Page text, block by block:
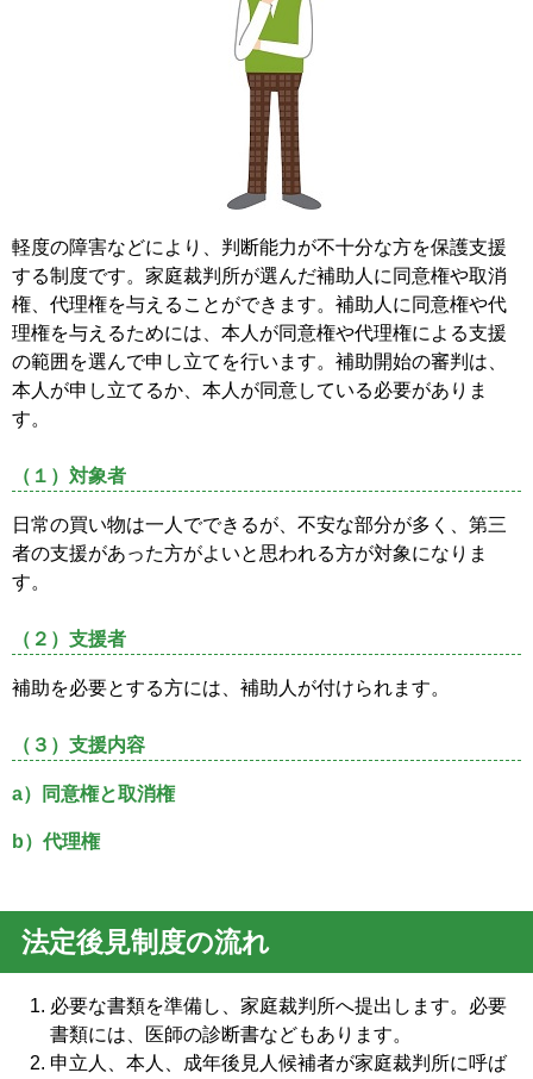
軽度の障害などにより、判断能力が不十分な方を保護支援
する制度です。家庭裁判所が選んだ補助人に同意権や取消
権、代理権を与えることができます。補助人に同意権や代
理権を与えるためには、本人が同意権や代理権による支援
の範囲を選んで申し立てを行います。補助開始の審判は、
本人が申し立てるか、本人が同意している必要がありま
す。
（１）対象者
日常の買い物は一人でできるが、不安な部分が多く、第三
者の支援があった方がよいと思われる方が対象になりま
す。
（２）支援者
補助を必要とする方には、補助人が付けられます。
（３）支援内容
a）同意権と取消権
b）代理権
法定後見制度の流れ
必要な書類を準備し、家庭裁判所へ提出します。必要
書類には、医師の診断書などもあります。
申立人、本人、成年後見人候補者が家庭裁判所に呼ば